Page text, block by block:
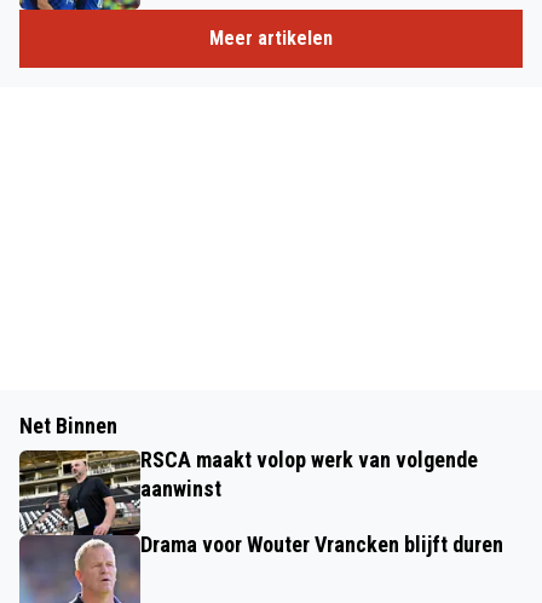
Meer artikelen
Net Binnen
RSCA maakt volop werk van volgende
aanwinst
Drama voor Wouter Vrancken blijft duren